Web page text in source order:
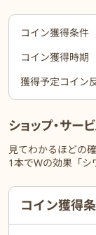
コイン獲得条件
コイン獲得時期
獲得予定コイン
ショップ・サー
見てわかるほどの
1本でWの効果「シ
ご利用前に必ずお読
コイン獲得